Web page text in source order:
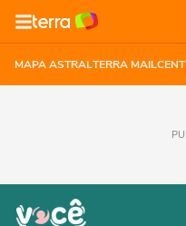
MAPA ASTRALTERRA MAIL